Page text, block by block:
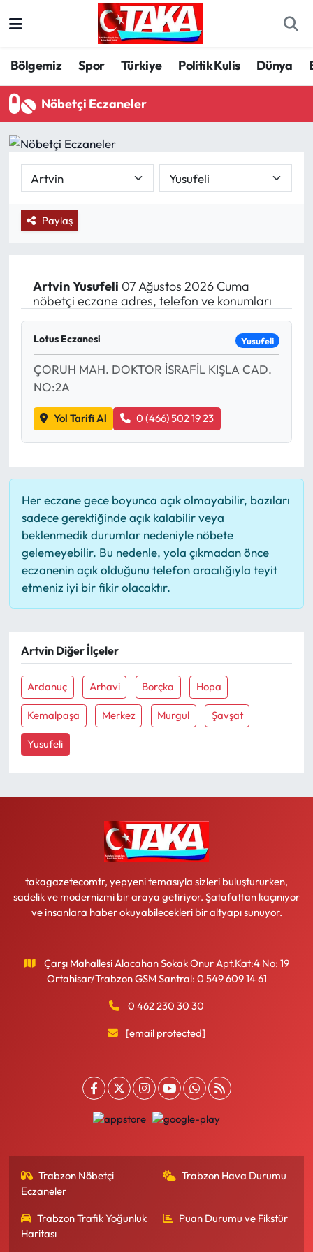
Bölgemiz Spor Türkiye Politik Kulis Dünya
Nöbetçi Eczaneler
Paylaş
ArtvinYusufeli 07 Ağustos 2026 Cuma
nöbetçi eczane adres, telefon ve konumları
Lotus Eczanesi Yusufeli
ÇORUH MAH. DOKTOR İSRAFİL KIŞLA CAD.
NO:2A
Yol Tarifi Al 0 (466) 502 19 23
Her eczane gece boyunca açık olmayabilir, bazıları
sadece gerektiğinde açık kalabilir veya
beklenmedik durumlar nedeniyle nöbete
gelemeyebilir. Bu nedenle, yola çıkmadan önce
eczanenin açık olduğunu telefon aracılığıyla teyit
etmeniz iyi bir fikir olacaktır.
Artvin Diğer İlçeler
Ardanuç Arhavi Borçka Hopa
Kemalpaşa Merkez Murgul Şavşat
Yusufeli
takagazetecomtr, yepyeni temasıyla sizleri buluştururken,
sadelik ve modernizmi bir araya getiriyor. Şatafattan kaçınıyor
ve insanlara haber okuyabilecekleri bir altyapı sunuyor.
Çarşı Mahallesi Alacahan Sokak Onur Apt.Kat:4 No: 19
Ortahisar/Trabzon GSM Santral: 0 549 609 14 61
0 462 230 30 30
[email protected]
Trabzon Nöbetçi
Eczaneler
Trabzon Hava Durumu
Trabzon Trafik Yoğunluk
Haritası
Puan Durumu ve Fikstür
Spor
Türkiye
Politika
Politik Kulis
Magazin
Mektup Galeri
Röportaj
Manşet
Köşe Yazıları
Karikatür Galeri
BIK
ASTROLOJİ
Spor Yazıları
Ekonomi
Sağlık
Turizm
Trabzon Hava Durumu
Trabzon Trafik Yoğunluk Haritası
Tüm Manşetler
Son Dakika Haberleri